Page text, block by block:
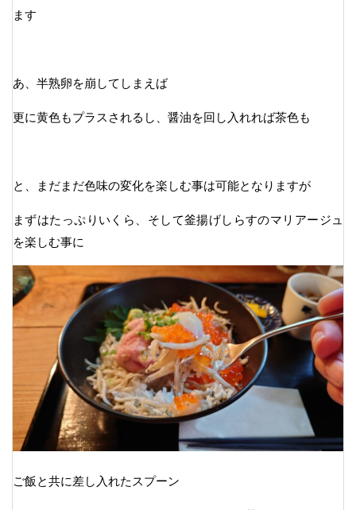
ます
あ、半熟卵を崩してしまえば
更に黄色もプラスされるし、醤油を回し入れれば茶色も
と、まだまだ色味の変化を楽しむ事は可能となりますが
まずはたっぷりいくら、そして釜揚げしらすのマリアージュ
を楽しむ事に
ご飯と共に差し入れたスプーン